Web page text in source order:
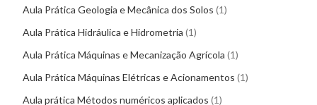
Aula Prática Geologia e Mecânica dos Solos 1
Aula Prática Hidráulica e Hidrometria 1
Aula Prática Máquinas e Mecanização Agrícola 1
Aula Prática Máquinas Elétricas e Acionamentos 1
Aula prática Métodos numéricos aplicados 1